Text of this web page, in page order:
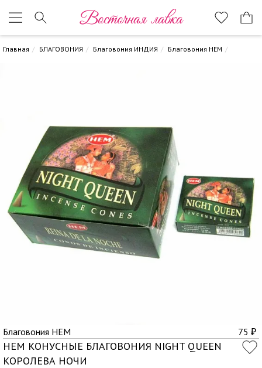
Восточная лавка
Главная БЛАГОВОНИЯ Благовония ИНДИЯ Благовония HEM
Благовония HEM 75 ₽
HEM КОНУСНЫЕ БЛАГОВОНИЯ NIGHT QUEEN
КОРОЛЕВА НОЧИ